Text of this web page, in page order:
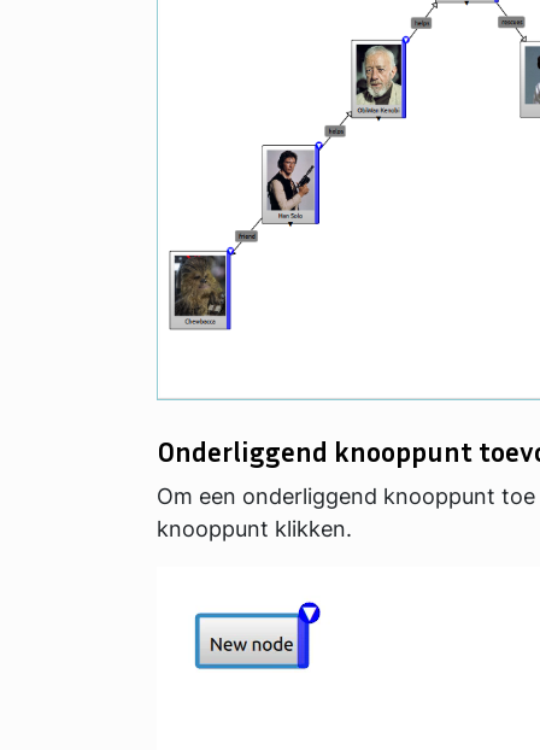
Onderliggend knooppunt
Om een onderliggend knooppunt
knooppunt klikken.